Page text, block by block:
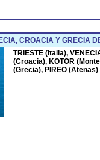
CROACIA Y GRECIA
TRIESTE (Italia),
(Croacia), KOTOR
(Grecia), PIREO (Atenas)